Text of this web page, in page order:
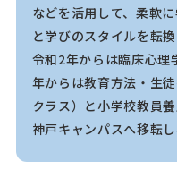
などを活用して、柔軟
と学びのスタイルを転換
令和2年からは臨床心理
年からは教育方法・生
クラス）と小学校教員
神戸キャンパスへ移転し